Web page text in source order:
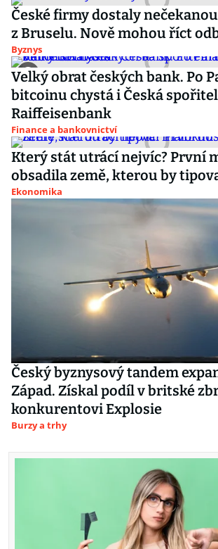
České firmy dostaly
z Bruselu. Nově mohou říct
Byznys
Velký obrat českých bank. Po
bitcoinu chystá i Česká
Raiffeisenbank
Finance a bankovnictví
Který stát utrácí nejvíc? První
obsadila země, kterou by
Ekonomika
Český byznysový tandem
Západ. Získal podíl v britské
konkurentovi Explosie
Burzy a trhy